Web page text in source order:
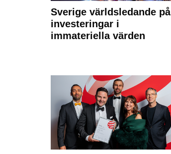
Sverige världsledande på
investeringar i
immateriella värden